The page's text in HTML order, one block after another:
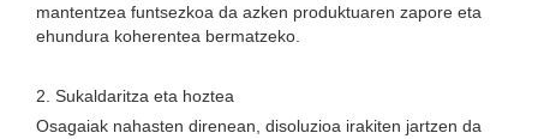
mantentzea funtsezkoa da azken produktuaren zapore eta
ehundura koherentea bermatzeko.
2. Sukaldaritza eta hoztea
Osagaiak nahasten direnean, disoluzioa irakiten jartzen da